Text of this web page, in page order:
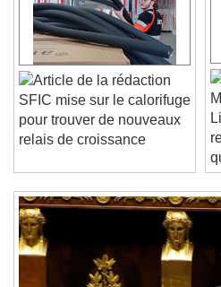
Video Player is loading.
Play Video
Play
Skip Backward
Unmute
Current Time
Duration-:-
Stream TypeLIVE
Seek to live, currently
Remaining Time-0:00
SFIC mise sur le calorifuge
pour trouver de nouveaux